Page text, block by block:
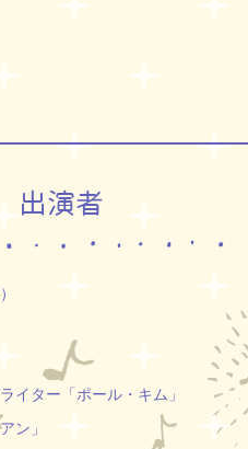
出演者
イター「ポール・キム」
ン」